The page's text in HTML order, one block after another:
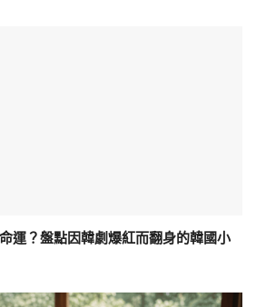
運？盤點因韓劇爆紅而翻身的韓國小